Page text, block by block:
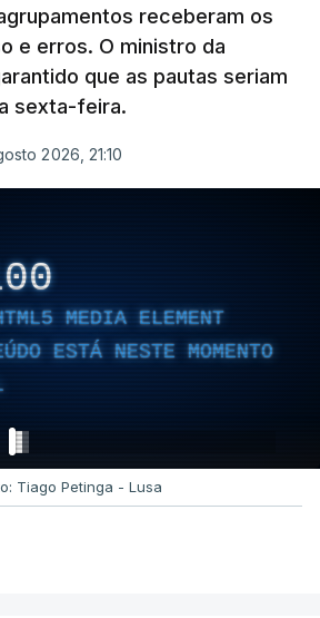
receberam os
e erros. O ministro da
que as pautas seriam
sexta-feira.
2026, 21:10
MEDIA ELEMENT
ESTÁ NESTE MOMENTO
Tiago Petinga - Lusa